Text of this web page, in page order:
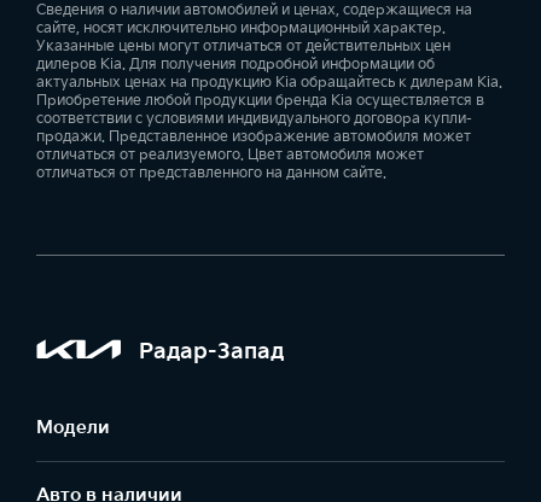
Сведения о наличии автомобилей и ценах, содержащиеся на
сайте, носят исключительно информационный характер.
Указанные цены могут отличаться от действительных цен
дилеров Kia. Для получения подробной информации об
актуальных ценах на продукцию Kia обращайтесь к дилерам Kia.
Приобретение любой продукции бренда Kia осуществляется в
соответствии с условиями индивидуального договора купли-
продажи. Представленное изображение автомобиля может
отличаться от реализуемого. Цвет автомобиля может
отличаться от представленного на данном сайте.
Радар-Запад
Модели
Авто в наличии